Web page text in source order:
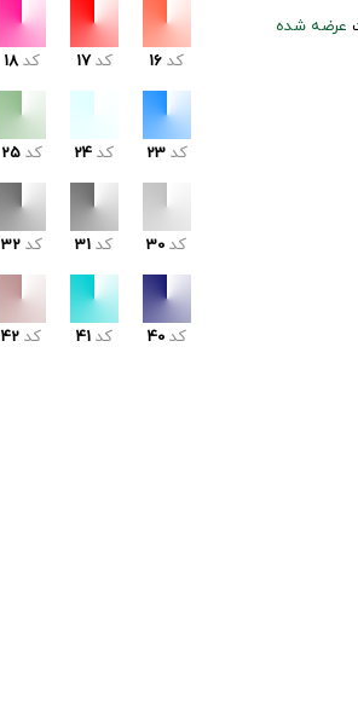
عرضه شده
کد 16 کد 17 کد 18
کد 23 کد 24 کد 25
کد 30 کد 31 کد 32
کد 40 کد 41 کد 42